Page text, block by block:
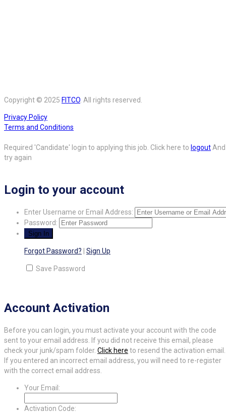
Copyright © 2025 FITCO . All rights reserved.
Privacy Policy
Terms and Conditions
Required 'Candidate' login to applying this job. Click here to logout And
try again
Login to your account
Enter Username or Email Address:
Password:
Forgot Password? Sign Up
Save Password
Account Activation
Before you can login, you must activate your account with the code
sent to your email address. If you did not receive this email, please
check your junk/spam folder. Click here to resend the activation email.
If you entered an incorrect email address, you will need to re-register
with the correct email address.
Your Email:
Activation Code: